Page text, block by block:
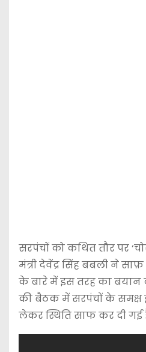
सरपंचों को कथित तौर पर
मंत्री देवेंद्र सिंह बबली ने
के बारे में इस तरह का बयान
की बैठक में सरपंचों के समक्ष
लेकर स्थिति साफ कर दी गई